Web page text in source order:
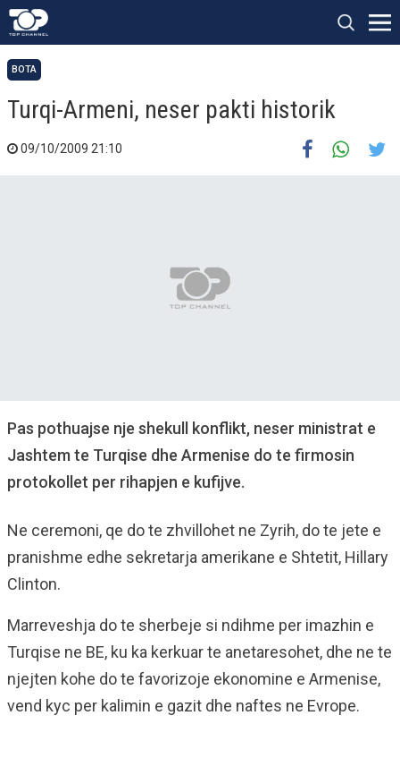
BOTA
Turqi-Armeni, neser pakti historik
09/10/2009 21:10
Pas pothuajse nje shekull konflikt, neser ministrat e
Jashtem te Turqise dhe Armenise do te firmosin
protokollet per rihapjen e kufijve.
Ne ceremoni, qe do te zhvillohet ne Zyrih, do te jete e
pranishme edhe sekretarja amerikane e Shtetit, Hillary
Clinton.
Marreveshja do te sherbeje si ndihme per imazhin e
Turqise ne BE, ku ka kerkuar te anetaresohet, dhe ne te
njejten kohe do te favorizoje ekonomine e Armenise,
vend kyc per kalimin e gazit dhe naftes ne Evrope.